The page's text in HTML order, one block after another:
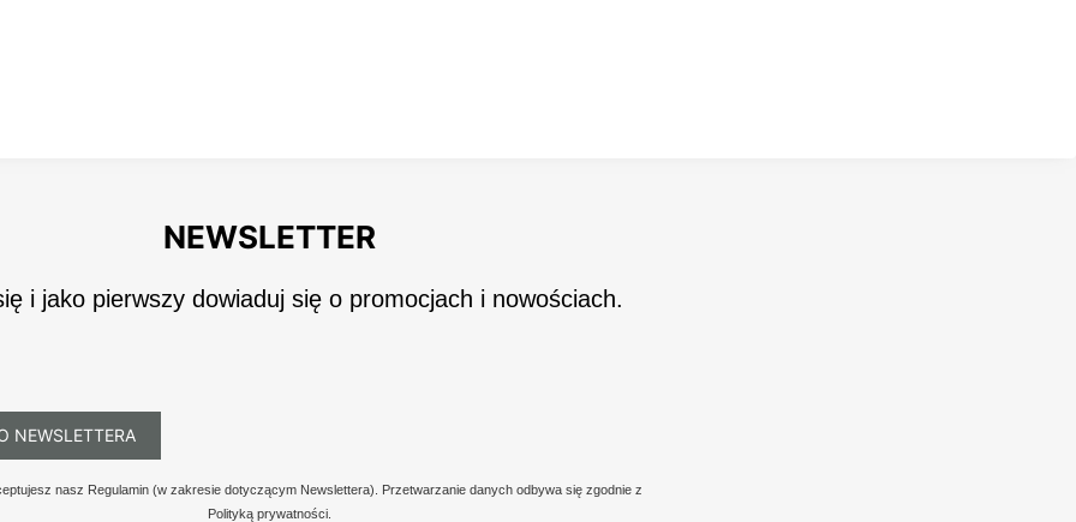
NEWSLETTER
i jako pierwszy dowiaduj się o promocjach i nowościach.
NEWSLETTERA
nasz Regulamin (w zakresie dotyczącym Newslettera). Przetwarzanie danych odbywa się zgodnie z
Polityką prywatności.